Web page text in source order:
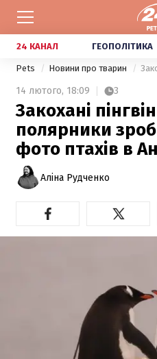
24 КАНАЛ ГЕОПОЛІТИКА
Pets Новини про тварин
14 лютого, 18:09 3
Закохані
полярники
фото птахів в
Аліна Рудченко